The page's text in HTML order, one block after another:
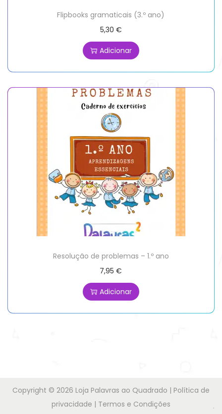
Flipbooks gramaticais (3.º ano)
5,30 €
Adicionar
Resolução de problemas – 1.º ano
7,95€
Adicionar
Copyright © 2026 Loja Palavras ao Quadrado | Política de
privacidade | Termos e Condições